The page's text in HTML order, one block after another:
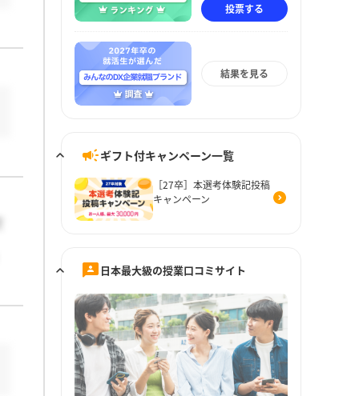
投票する
結果を見る
ギフト付キャンペーン一覧
［27卒］本選考体験記投稿
キャンペーン
日本最大級の授業口コミサイト